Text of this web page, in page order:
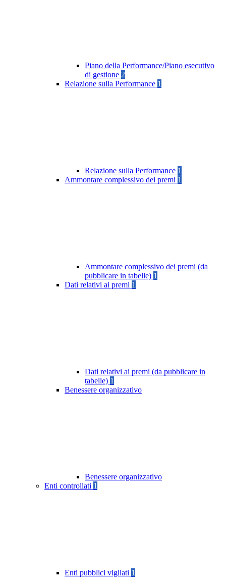
Piano della Performance/Piano esecutivo
di gestione 2
Relazione sulla Performance 1
Relazione sulla Performance 1
Ammontare complessivo dei premi 1
Ammontare complessivo dei premi (da
pubblicare in tabelle) 1
Dati relativi ai premi 1
Dati relativi ai premi (da pubblicare in
tabelle) 1
Benessere organizzativo
Benessere organizzativo
Enti controllati 1
Enti pubblici vigilati 1